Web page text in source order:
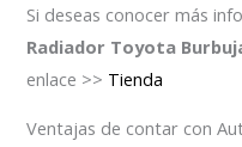
Si deseas conocer más
Radiador Toyota
enlace >> Tienda
Ventajas de contar con